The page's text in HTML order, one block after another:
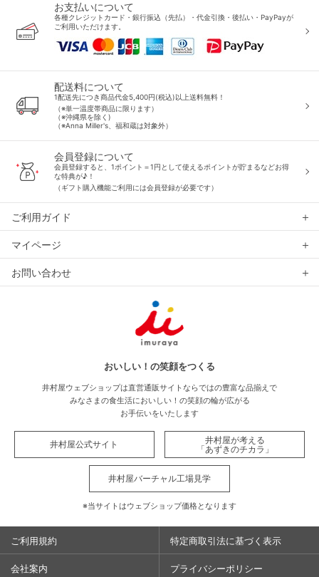
お支払いについて
各種クレジットカード・銀行振込（先払）・代金引換・後払い・PayPayが
ご利用いただけます。
配送料について
1配送先につき商品代金5,400円(税込)以上送料無料！
（※単一温度帯商品に限ります）
（※沖縄県を除く)
（※Anna Miller's、福和蔵は対象外）
会員登録について
会員登録すると、1ポイント＝1円として使えるポイントが貯まるなどお得
な特典が♪！
（ギフト購入機能ご利用には会員登録が必要です）
ご利用ガイド
マイページ
お問い合わせ
おいしい！の笑顔をつくる
井村屋ウェブショップは直営通販サイトならではの豊富な品揃えで
みなさまの食生活においしい！の笑顔の輪が広がる
お手伝いをいたします
井村屋公式サイト
井村屋が考える
「あずきのチカラ」
井村屋バーチャル工場見学
※当サイトはウェブショップ価格となります
ご利用規約 特定商取引法に基づく表示
会社案内 プライバシーポリシー